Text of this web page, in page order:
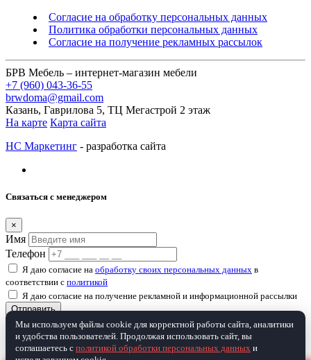
Согласие на обработку персональных данных
Политика обработки персональных данных
Согласие на получение рекламных рассылок
БРВ Мебель – интернет-магазин мебели
+7 (960) 043-36-55
brwdoma@gmail.com
Казань, Гаврилова 5, ТЦ Мегастрой 2 этаж
На карте Карта сайта
НС Маркетинг - разработка сайта
Связаться с менеджером
×
Имя
Телефон
Я даю согласие на обработку своих персональных данных в
соответствии с политикой
Я даю согласие на получение рекламной и информационной рассылки
Отправить
Товар добавлен в корзину
Мы используем файлы cookie для корректной работы сайта, аналитики
и удобства пользователей. Продолжая использовать сайт, вы
соглашаетесь с политикой обработки персональных данных и